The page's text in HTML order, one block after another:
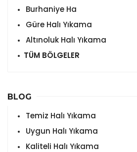
Burhaniye Ha
Güre Halı Yıkama
Altınoluk Halı Yıkama
TÜM BÖLGELER
BLOG
Temiz Halı Yıkama
Uygun Halı Yıkama
Kaliteli Halı Yıkama